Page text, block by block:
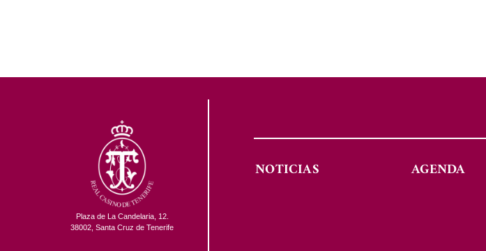
Plaza de La Candelaria, 12.
38002, Santa Cruz de Tenerife
NOTICIAS AGENDA